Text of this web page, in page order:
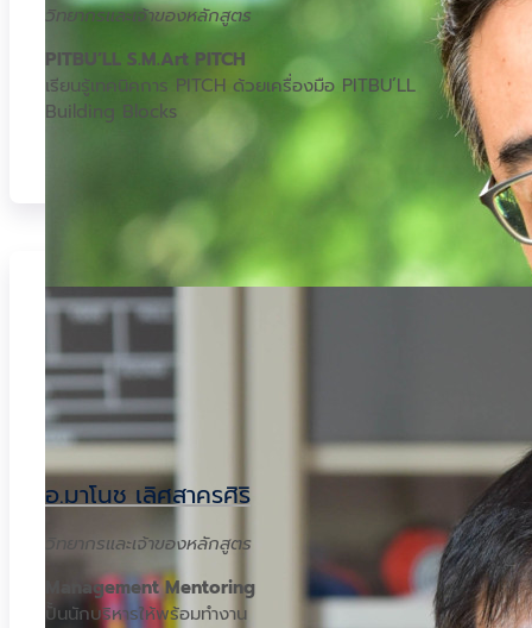
วิทยากรและเจ้าของหลักสูตร
PITBU’LL S.M.Art PITCH
เรียนรู้เทคนิคการ PITCH ด้วยเครื่องมือ PITBU’LL
Building Blocks
อ.มาโนช เลิศสาครศิริ
วิทยากรและเจ้าของหลักสูตร
Management Mentoring
ปั้นนักบริหารให้พร้อมทำงาน